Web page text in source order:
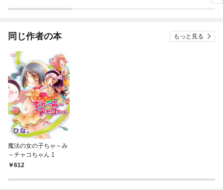
ラ
同じ作者の本 もっと見る
魔法の女の子ちゃ～み
～チャコちゃん 1
612